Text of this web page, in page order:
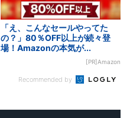
「え、こんなセールやってた
の？」80％OFF以上が続々登
場！Amazonの本気が...
[PR]Amazon
Recommended by